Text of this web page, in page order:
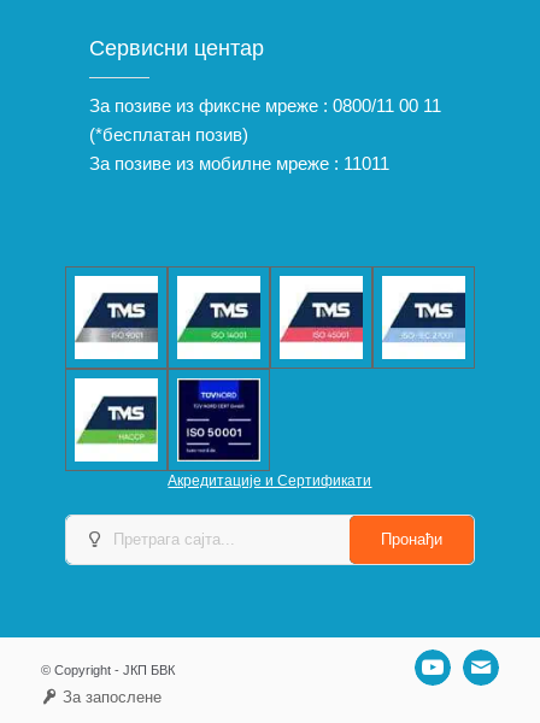
Сервисни центар
За позиве из фиксне мреже : 0800/11 00 11
(*бесплатан позив)
За позиве из мобилне мреже : 11011
Акредитације и Сертификати
© Copyright - ЈКП БВК
За запослене